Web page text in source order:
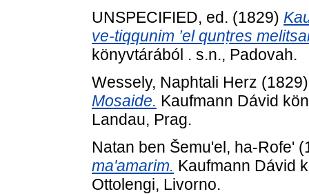
UNSPECIFIED, ed. (1829)
ve-tiqqunim ’el qunṭres
könyvtárából . s.n., Padovah.
Wessely, Naphtali Herz
Mosaide. Kaufmann Dávid
Landau, Prag.
Natan ben Šemu'el, ha-Rofe'
ma'amarim. Kaufmann Dávid
Ottolengi, Livorno.